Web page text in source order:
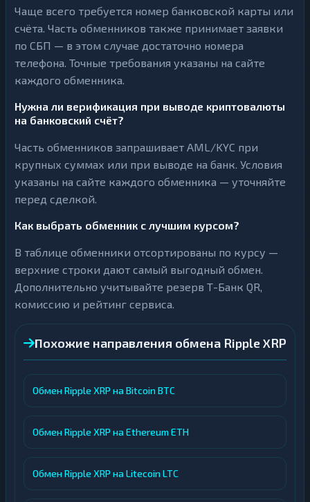
Чаще всего требуется номер банковской карты или
счёта. Часть обменников также принимает заявки
по СБП — в этом случае достаточно номера
телефона. Точные требования указаны на сайте
каждого обменника.
Нужна ли верификация при выводе криптовалюты
на банковский счёт?
Часть обменников запрашивает AML/KYC при
крупных суммах или при выводе на банк. Условия
указаны на сайте каждого обменника — уточняйте
перед сделкой.
Как выбрать обменник с лучшим курсом?
В таблице обменники отсортированы по курсу —
верхние строки дают самый выгодный обмен.
Дополнительно учитывайте резерв Т-Банк QR,
комиссию и рейтинг сервиса.
Похожие направления обмена Ripple XRP
Обмен Ripple XRP на Bitcoin BTC
Обмен Ripple XRP на Ethereum ETH
Обмен Ripple XRP на Litecoin LTC